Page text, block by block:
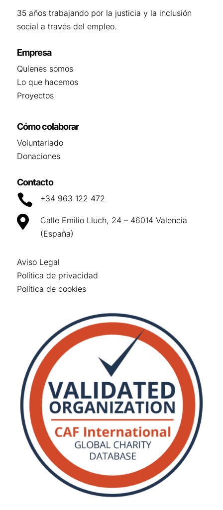
35 años trabajando por la justicia y la inclusión
social a través del empleo.
Empresa
Quíenes somos
Lo que hacemos
Proyectos
Cómo colaborar
Voluntariado
Donaciones
Contacto
 +34 963 122 472

Calle Emilio Lluch, 24 – 46014 Valencia
(España)
Aviso Legal
Política de privacidad
Política de cookies